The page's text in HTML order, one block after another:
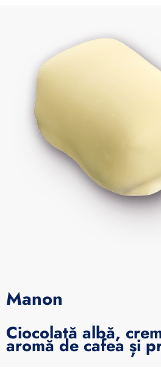
Manon
Ciocolată albă,
aromă de cafea și